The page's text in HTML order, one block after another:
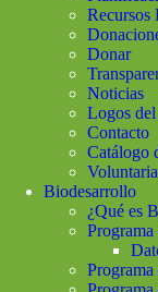
Recursos
Donar
Noticias
Logos
Contacto
Catálogo
Biodesarrollo
¿Qué es